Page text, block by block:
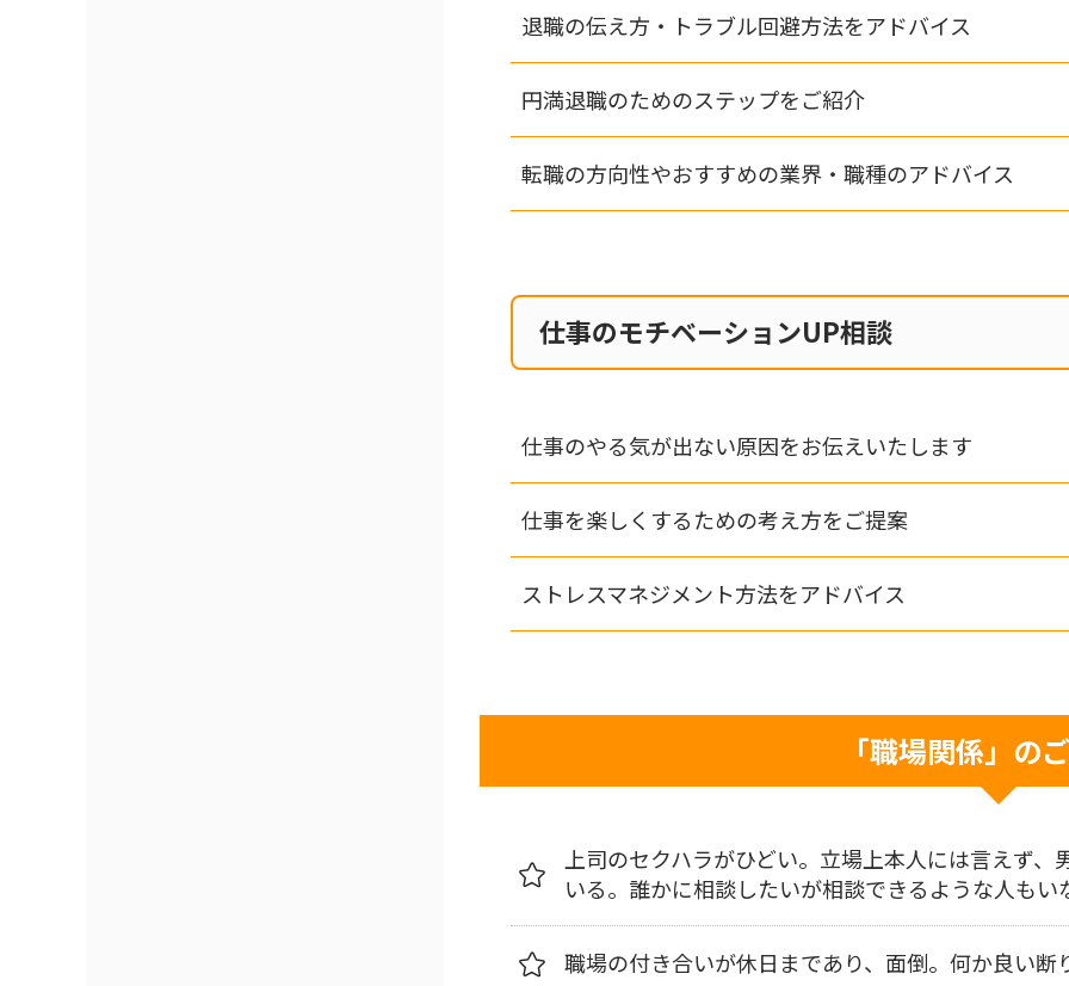
退職の伝え方・トラブル回避方法をアドバイス
円満退職のためのステップをご紹介
転職の方向性やおすすめの業界・職種のアドバイス
仕事のモチベーションUP相談
仕事のやる気が出ない原因をお伝えいたします
仕事を楽しくするための考え方をご提案
ストレスマネジメント方法をアドバイス
「職場関係」の
上司のセクハラがひどい。立場上本人には言えず
いる。誰かに相談したいが相談できるような人も
職場の付き合いが休日まであり、面倒。何か良い断